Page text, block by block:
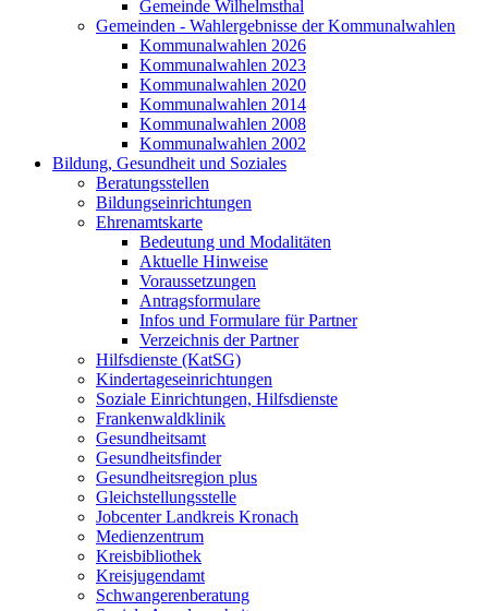
Gemeinde Wilhelmsthal
Gemeinden - Wahlergebnisse der Kommunalwahlen
Kommunalwahlen 2026
Kommunalwahlen 2023
Kommunalwahlen 2020
Kommunalwahlen 2014
Kommunalwahlen 2008
Kommunalwahlen 2002
Bildung, Gesundheit und Soziales
Beratungsstellen
Bildungseinrichtungen
Ehrenamtskarte
Bedeutung und Modalitäten
Aktuelle Hinweise
Voraussetzungen
Antragsformulare
Infos und Formulare für Partner
Verzeichnis der Partner
Hilfsdienste (KatSG)
Kindertageseinrichtungen
Soziale Einrichtungen, Hilfsdienste
Frankenwaldklinik
Gesundheitsamt
Gesundheitsfinder
Gesundheitsregion plus
Gleichstellungsstelle
Jobcenter Landkreis Kronach
Medienzentrum
Kreisbibliothek
Kreisjugendamt
Schwangerenberatung